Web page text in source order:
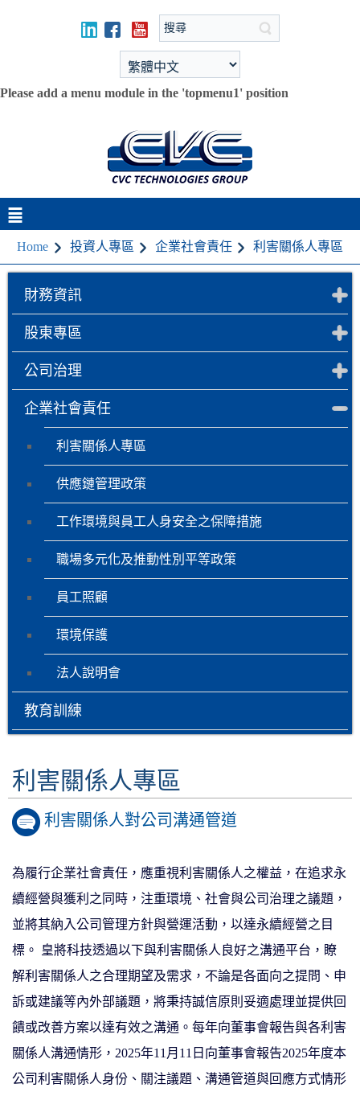
Please add a menu module in the 'topmenu1' position
Home 投資人專區 企業社會責任 利害關係人專區
財務資訊
股東專區
公司治理
企業社會責任
利害關係人專區
供應鏈管理政策
工作環境與員工人身安全之保障措施
職場多元化及推動性別平等政策
員工照顧
環境保護
法人說明會
教育訓練
利害關係人專區
利害關係人對公司溝通管道
為履行企業社會責任，應重視利害關係人之權益，在追求永
續經營與獲利之同時，注重環境、社會與公司治理之議題，
並將其納入公司管理方針與營運活動，以達永續經營之目
標。 皇將科技透過以下與利害關係人良好之溝通平台，瞭
解利害關係人之合理期望及需求，不論是各面向之提問、申
訴或建議等內外部議題，將秉持誠信原則妥適處理並提供回
饋或改善方案以達有效之溝通。每年向董事會報告與各利害
關係人溝通情形，2025年11月11日向董事會報告2025年度本
公司利害關係人身份、關注議題、溝通管道與回應方式情形